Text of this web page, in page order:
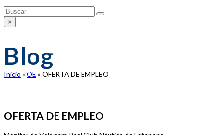
Buscar
Enviar
×
Close
Blog
Inicio » OE » OFERTA DE EMPLEO
OFERTA DE EMPLEO